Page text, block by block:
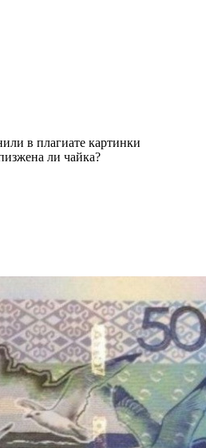
в плагиате картинки
ли чайка?